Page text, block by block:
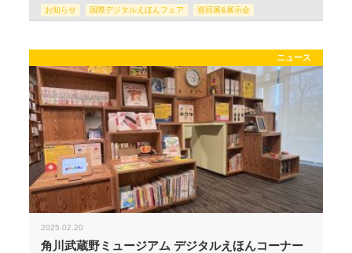
お知らせ 国際デジタルえほんフェア 巡回展&展示会
ニュース
2025.02.20
角川武蔵野ミュージアム デジタルえほんコーナー